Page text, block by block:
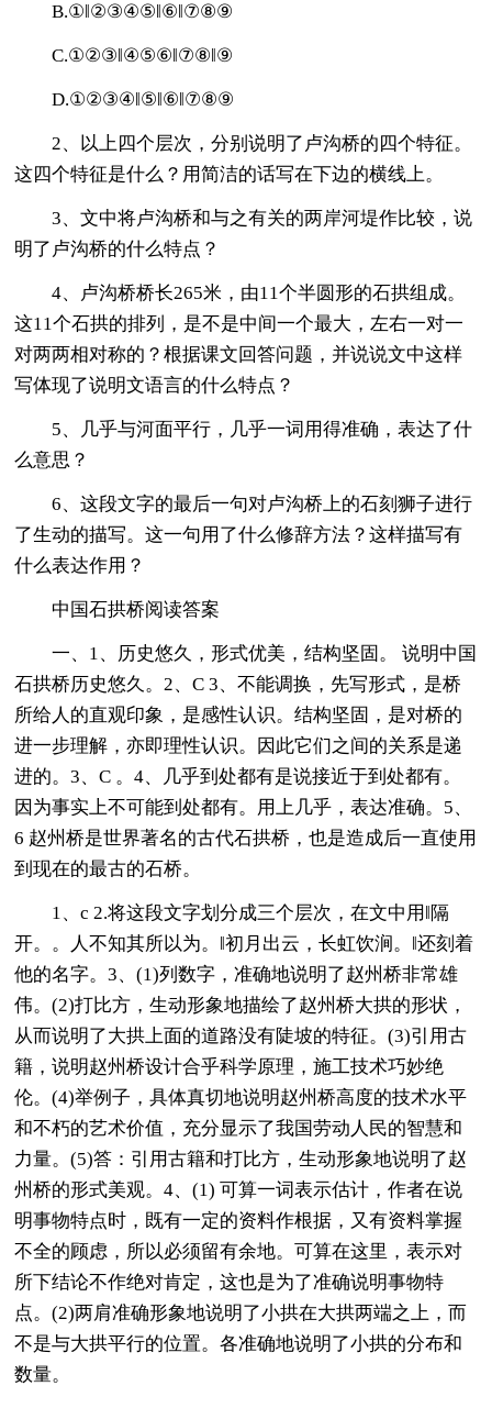
B.①‖②③④⑤‖⑥‖⑦⑧⑨
C.①②③‖④⑤⑥‖⑦⑧‖⑨
D.①②③④‖⑤‖⑥‖⑦⑧⑨
2、以上四个层次，分别说明了卢沟桥的四个特征。
这四个特征是什么？用简洁的话写在下边的横线上。
3、文中将卢沟桥和与之有关的两岸河堤作比较，说
明了卢沟桥的什么特点？
4、卢沟桥桥长265米，由11个半圆形的石拱组成。
这11个石拱的排列，是不是中间一个最大，左右一对一
对两两相对称的？根据课文回答问题，并说说文中这样
写体现了说明文语言的什么特点？
5、几乎与河面平行，几乎一词用得准确，表达了什
么意思？
6、这段文字的最后一句对卢沟桥上的石刻狮子进行
了生动的描写。这一句用了什么修辞方法？这样描写有
什么表达作用？
中国石拱桥阅读答案
一、1、历史悠久，形式优美，结构坚固。 说明中国
石拱桥历史悠久。2、C 3、不能调换，先写形式，是桥
所给人的直观印象，是感性认识。结构坚固，是对桥的
进一步理解，亦即理性认识。因此它们之间的关系是递
进的。3、C 。4、几乎到处都有是说接近于到处都有。
因为事实上不可能到处都有。用上几乎，表达准确。5、
6 赵州桥是世界著名的古代石拱桥，也是造成后一直使用
到现在的最古的石桥。
1、c 2.将这段文字划分成三个层次，在文中用‖隔
开。。人不知其所以为。‖初月出云，长虹饮涧。‖还刻着
他的名字。3、(1)列数字，准确地说明了赵州桥非常雄
伟。(2)打比方，生动形象地描绘了赵州桥大拱的形状，
从而说明了大拱上面的道路没有陡坡的特征。(3)引用古
籍，说明赵州桥设计合乎科学原理，施工技术巧妙绝
伦。(4)举例子，具体真切地说明赵州桥高度的技术水平
和不朽的艺术价值，充分显示了我国劳动人民的智慧和
力量。(5)答：引用古籍和打比方，生动形象地说明了赵
州桥的形式美观。4、(1) 可算一词表示估计，作者在说
明事物特点时，既有一定的资料作根据，又有资料掌握
不全的顾虑，所以必须留有余地。可算在这里，表示对
所下结论不作绝对肯定，这也是为了准确说明事物特
点。(2)两肩准确形象地说明了小拱在大拱两端之上，而
不是与大拱平行的位置。各准确地说明了小拱的分布和
数量。